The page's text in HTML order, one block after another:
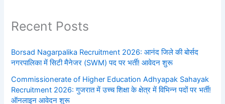
Recent Posts
Borsad Nagarpalika Recruitment 2026: आनंद जिले की बोर्सद
नगरपालिका में सिटी मैनेजर (SWM) पद पर भर्ती! आवेदन शुरू
Commissionerate of Higher Education Adhyapak Sahayak
Recruitment 2026: गुजरात में उच्च शिक्षा के क्षेत्र में विभिन्न पदों पर भर्ती!
ऑनलाइन आवेदन शुरू